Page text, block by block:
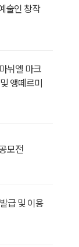
술인 창작
뉘엘 마크
앵떼르미
모전
급 및 이용